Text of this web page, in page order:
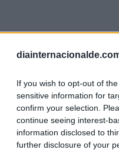
If you wish to opt-out of
sensitive information for
confirm your selection.
continue seeing interest-
information disclosed to
further disclosure of your